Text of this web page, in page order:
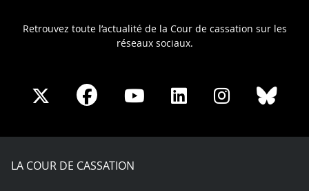
Retrouvez toute l’actualité de la Cour de cassation sur les
réseaux sociaux.
Share
X
Share
Facebook
Share
Youtube
Share
LinkedIn
Share
Instagram
LA COUR DE CASSATION